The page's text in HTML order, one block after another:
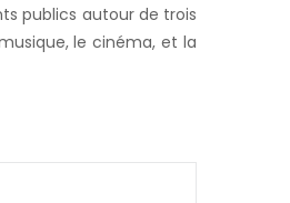
publics autour de trois
le cinéma, et la